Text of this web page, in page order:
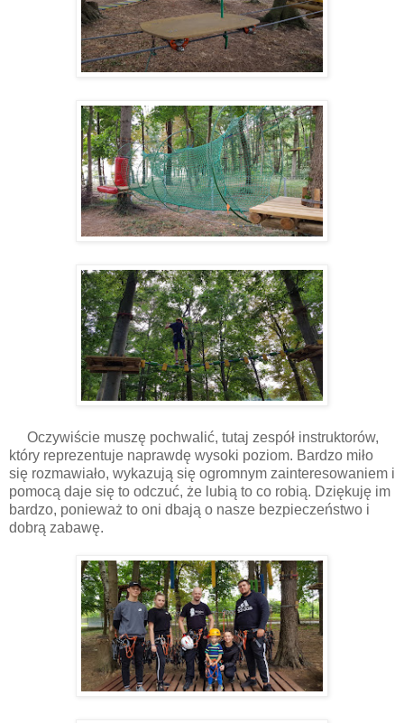
Oczywiście muszę pochwalić, tutaj zespół instruktorów,
który reprezentuje naprawdę wysoki poziom. Bardzo miło
się rozmawiało, wykazują się ogromnym zainteresowaniem i
pomocą daje się to odczuć, że lubią to co robią. Dziękuję im
bardzo, ponieważ to oni dbają o nasze bezpieczeństwo i
dobrą zabawę.